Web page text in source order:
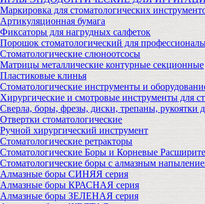
Маркировка для стоматологических
Артикуляционная бумага
Фиксаторы для нагрудных салфеток
Порошок стоматологический для
Стоматологические слюноотсосы
Матрицы металлические контурные секционные
Пластиковые клинья
Стоматологические инструменты и
Хирургические и смотровые инструменты для
Сверла, боры, фрезы, диски, трепаны, рукоятки
Отвертки стоматологические
Ручной хирургический инструмент
Стоматологические ретракторы
Стоматологические Боры и Корневые
Стоматологические боры с алмазным
Алмазные боры СИНЯЯ серия
Алмазные боры КРАСНАЯ серия
Алмазные боры ЗЕЛЕНАЯ серия